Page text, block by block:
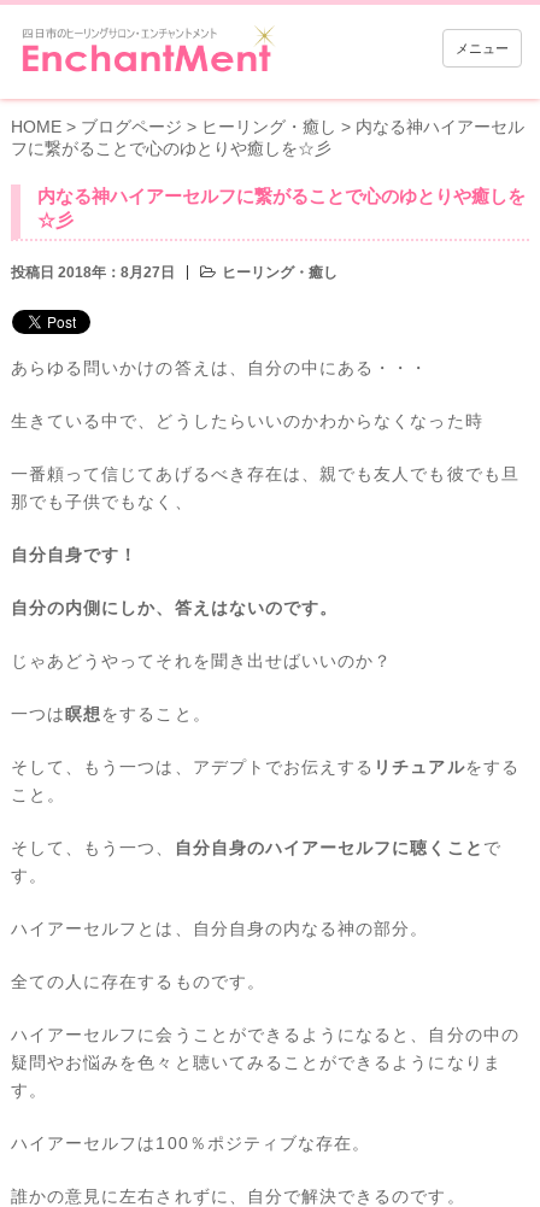
メニュー
HOME> ブログページ > ヒーリング・癒し > 内なる神ハイアーセル
フに繋がることで心のゆとりや癒しを☆彡
内なる神ハイアーセルフに繋がることで心のゆとりや癒しを
☆彡
投稿日 2018年：8月27日 ヒーリング・癒し
あらゆる問いかけの答えは、自分の中にある・・・
生きている中で、どうしたらいいのかわからなくなった時
一番頼って信じてあげるべき存在は、親でも友人でも彼でも旦
那でも子供でもなく、
自分自身です！
自分の内側にしか、答えはないのです。
じゃあどうやってそれを聞き出せばいいのか？
一つは瞑想をすること。
そして、もう一つは、アデプトでお伝えする リチュアルをする
こと。
そして、もう一つ、 自分自身のハイアーセルフに聴くこと で
す。
ハイアーセルフとは、自分自身の内なる神の部分。
全ての人に存在するものです。
ハイアーセルフに会うことができるようになると、自分の中の
疑問やお悩みを色々と聴いてみることができるようになりま
す。
ハイアーセルフは100％ポジティブな存在。
誰かの意見に左右されずに、自分で解決できるのです。